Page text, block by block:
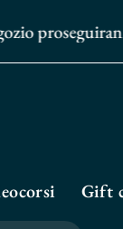
Gift